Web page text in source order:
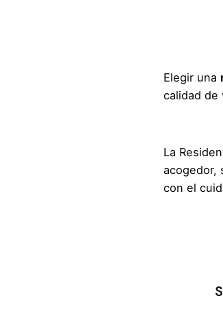
Elegir una
calidad de
La
acogedor,
con el